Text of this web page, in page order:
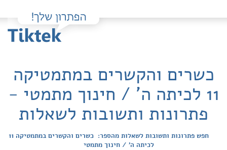
כשרים והקשרים במתמטיקה
11 לכיתה ה' / חינוך מתמטי -
פתרונות ותשובות לשאלות
חפש פתרונות ותשובות לשאלות מהספר: כשרים והקשרים במתמטיקה 11
לכיתה ה' / חינוך מתמטי